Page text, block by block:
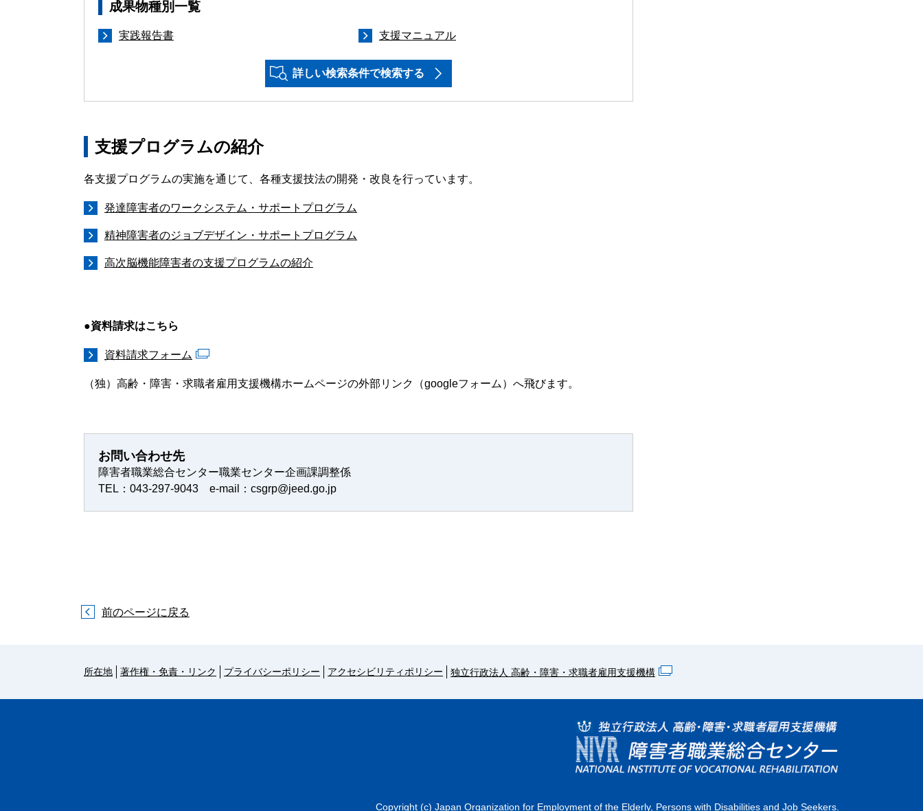
成果物種別一覧
実践報告書 支援マニュアル
詳しい検索条件で検索する
支援プログラムの紹介
各支援プログラムの実施を通じて、各種支援技法の開発・改良を行っています。
発達障害者のワークシステム・サポートプログラム
精神障害者のジョブデザイン・サポートプログラム
高次脳機能障害者の支援プログラムの紹介
●資料請求はこちら
資料請求フォーム
（独）高齢・障害・求職者雇用支援機構ホームページの外部リンク（googleフォーム）へ飛びます。
お問い合わせ先
障害者職業総合センター職業センター企画課調整係
TEL：043-297-9043 e-mail：csgrp@jeed.go.jp
前のページに戻る
所在地 著作権・免責・リンク プライバシーポリシー アクセシビリティポリシー 独立行政法人 高齢・障害・求職者雇用支援機構
Copyright (c) Japan Organization for Employment of the Elderly, Persons with Disabilities and Job Seekers.